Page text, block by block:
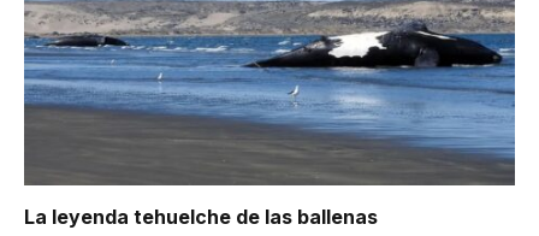
La leyenda tehuelche de las ballenas